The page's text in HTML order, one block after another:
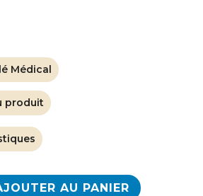
Médical
produit
AU PANIER